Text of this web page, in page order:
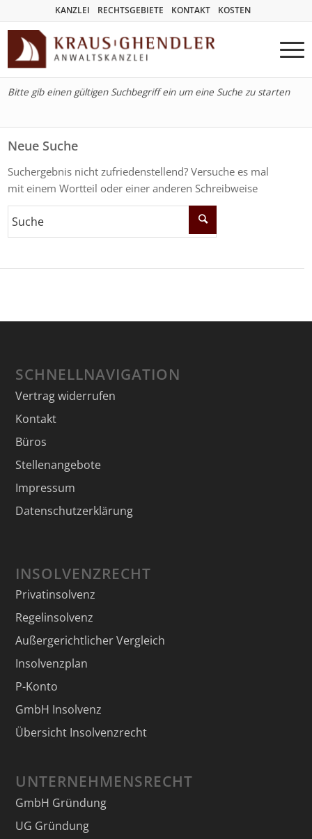
KANZLEI RECHTSGEBIETE KONTAKT KOSTEN
Bitte gib einen gültigen Suchbegriff ein um eine Suche zu starten
Neue Suche
Suchergebnis nicht zufriedenstellend? Versuche es mal
mit einem Wortteil oder einer anderen Schreibweise
SCHNELLNAVIGATION
Vertrag widerrufen
Kontakt
Büros
Stellenangebote
Impressum
Datenschutzerklärung
INSOLVENZRECHT
Privatinsolvenz
Regelinsolvenz
Außergerichtlicher Vergleich
Insolvenzplan
P-Konto
GmbH Insolvenz
Übersicht Insolvenzrecht
UNTERNEHMENSRECHT
GmbH Gründung
UG Gründung